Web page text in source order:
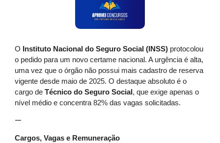
O Instituto Nacional do Seguro Social (INSS) protocolou
o pedido para um novo certame nacional. A urgência é alta,
uma vez que o órgão não possui mais cadastro de reserva
vigente desde maio de 2025. O destaque absoluto é o
cargo de Técnico do Seguro Social , que exige apenas o
nível médio e concentra 82% das vagas solicitadas.
—
Cargos, Vagas e Remuneração